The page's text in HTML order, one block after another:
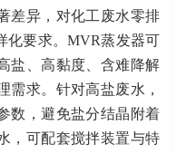
差异，对化工废水零排
化要求。MVR蒸发器可
盐、高黏度、含难降解
需求。针对高盐废水，
数，避免盐分结晶附着
，可配套搅拌装置与特